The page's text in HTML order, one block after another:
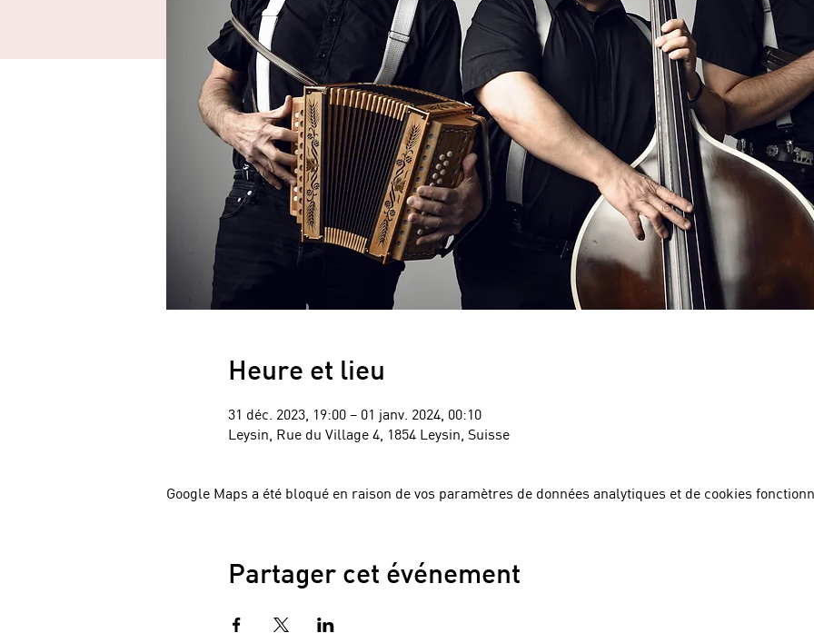
Heure et lieu
31 déc. 2023, 19:00 – 01 janv. 2024, 00:10
Leysin, Rue du Village 4, 1854 Leysin, Suisse
Google Maps a été bloqué en raison de vos paramètres de données analytiques et de cookies
Partager cet événement